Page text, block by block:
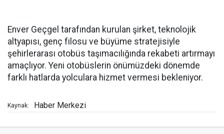
Enver Geçgel tarafından kurulan şirket, teknolojik
altyapısı, genç filosu ve büyüme stratejisiyle
şehirlerarası otobüs taşımacılığında rekabeti artırmayı
amaçlıyor. Yeni otobüslerin önümüzdeki dönemde
farklı hatlarda yolculara hizmet vermesi bekleniyor.
Kaynak: Haber Merkezi